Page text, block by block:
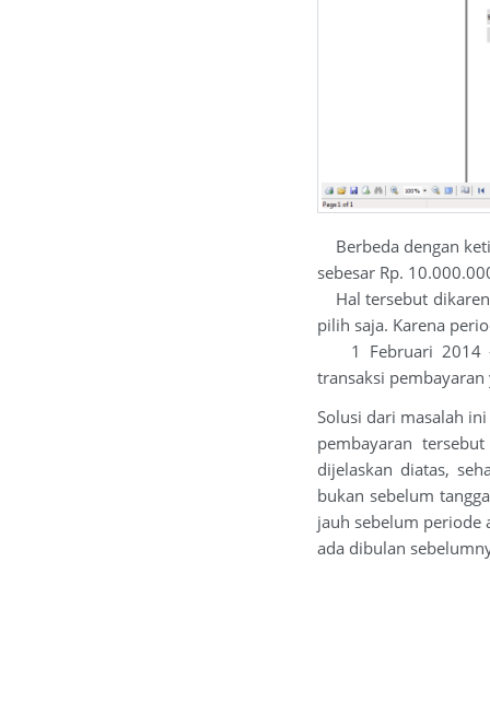
Berbeda dengan
sebesar Rp.
Hal tersebut
pilih saja. Karena
1 Februari 2014 -
transaksi pembayaran
Solusi dari masalah
pembayaran
dijelaskan diatas,
bukan sebelum
jauh sebelum periode
ada dibulan